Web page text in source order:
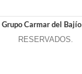
Grupo Carmar del Bajío
RESERVADOS.